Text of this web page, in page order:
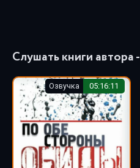
Слушать книги автора -
Озвучка 05:16:11